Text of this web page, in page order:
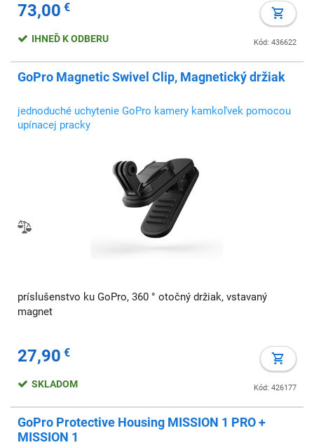
73,00 €
Kód: 436622
IHNEĎ K ODBERU
GoPro Magnetic Swivel Clip, Magnetický držiak
jednoduché uchytenie GoPro kamery kamkoľvek pomocou
upínacej pracky
príslušenstvo ku GoPro, 360 ° otočný držiak, vstavaný
magnet
27,90 €
Kód: 426177
SKLADOM
GoPro Protective Housing MISSION 1 PRO +
MISSION 1